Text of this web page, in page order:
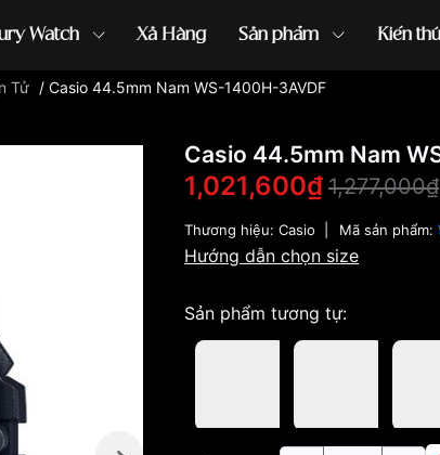
Watch Xả Hàng Sản phẩm Kiến
đồng hồ Orient ...
Tử / Casio 44.5mm Nam WS-1400H-3AVDF
Casio 44.5mm Nam
1,021,600₫ 1,277,000₫
Thương hiệu: Casio Mã sản phẩm:
Hướng dẫn chọn size
Sản phẩm tương tự: